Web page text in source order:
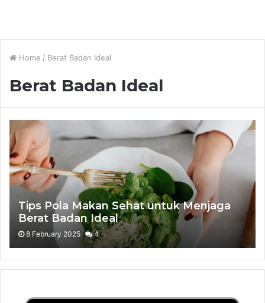
Home / Berat Badan Ideal
Berat Badan Ideal
Tips Pola Makan Sehat untuk Menjaga
Berat Badan Ideal
8 February 2025 4